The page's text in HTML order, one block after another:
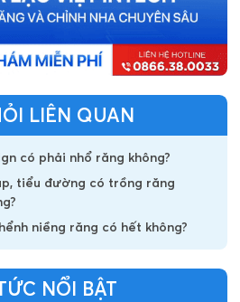
LIÊN QUAN
có phải nhổ răng không?
tiểu đường có trồng răng
niềng răng có hết không?
NỔI BẬT